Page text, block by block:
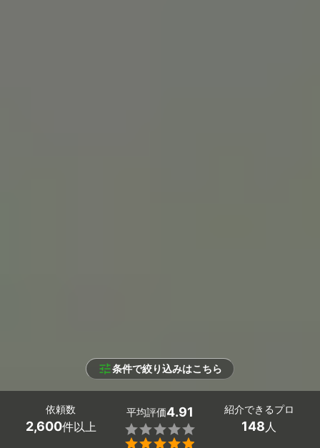
条件で絞り込みはこちら
依頼数
2,600件以上
平均評価4.91


紹介できるプロ
148人